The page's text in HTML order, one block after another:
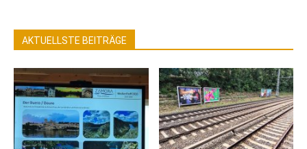
AKTUELLSTE BEITRÄGE